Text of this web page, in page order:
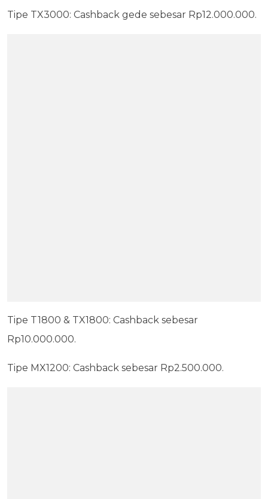
Tipe TX3000: Cashback gede sebesar Rp12.000.000.
Tipe T1800 & TX1800: Cashback sebesar
Rp10.000.000.
Tipe MX1200: Cashback sebesar Rp2.500.000.